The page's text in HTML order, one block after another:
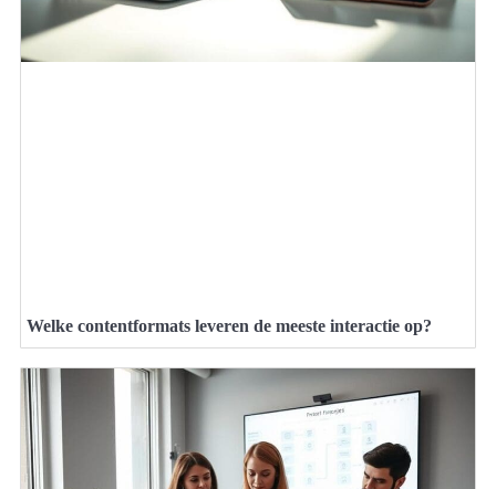
Welke contentformats leveren de meeste interactie op?